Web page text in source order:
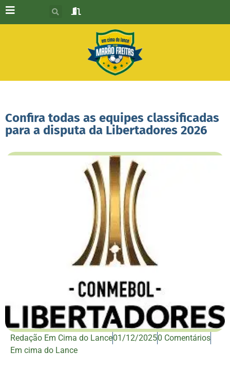
Confira todas as equipes classificadas
para a disputa da Libertadores 2026
Redação Em Cima do Lance01/12/20250 Comentários
Em cima do Lance